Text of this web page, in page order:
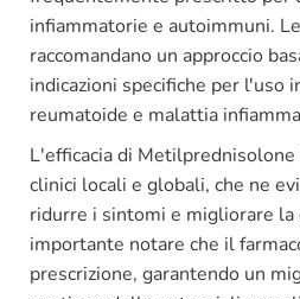
infiammatorie e autoimmuni.
raccomandano un approccio
indicazioni specifiche per l'uso
reumatoide e malattia
L'efficacia di
clinici locali e globali, che ne
ridurre i sintomi e migliorare la
importante notare che il
prescrizione, garantendo un